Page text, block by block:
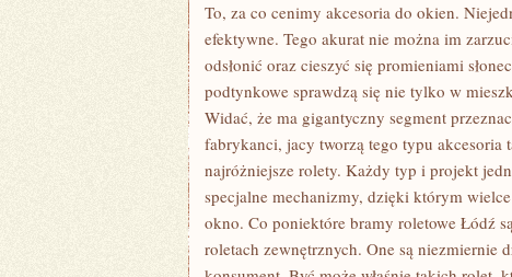
To, za co cenimy akcesoria do okien.
efektywne. Tego akurat nie można im
odsłonić oraz cieszyć się promieniami
podtynkowe sprawdzą się nie tylko w
Widać, że ma gigantyczny segment
fabrykanci, jacy tworzą tego typu
najróżniejsze rolety. Każdy typ i projekt
specjalne mechanizmy, dzięki którym
okno. Co poniektóre bramy roletowe Łódź
roletach zewnętrznych. One są